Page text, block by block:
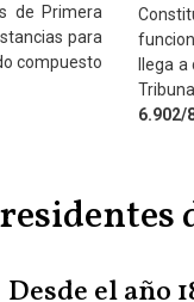
de Primera
para
compuesto
llega
6.902/
Desde el año